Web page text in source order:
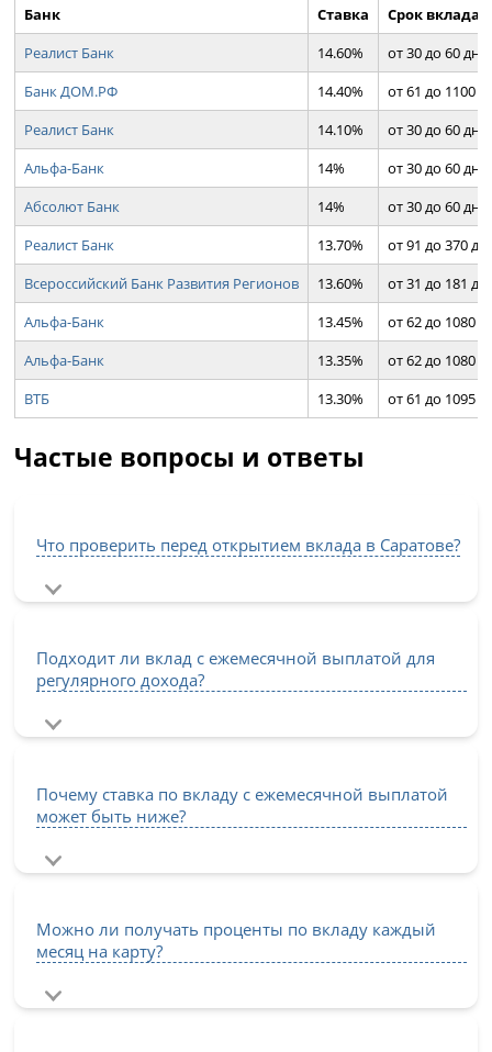
Банк Ставка
Срок вклада
Реалист Банк
14.60%
от 30 до 60 дн.
Банк ДОМ.РФ
14.40%
от 61 до 1100
Реалист Банк
14.10%
от 30 до 60 дн.
Альфа-Банк
14%
от 30 до 60 дн.
Абсолют Банк
14%
от 30 до 60 дн.
Реалист Банк
13.70%
от 91 до 370 дн.
Всероссийский Банк Развития Регионов
13.60%
от 31 до 181 дн.
Альфа-Банк
13.45%
от 62 до 1080
Альфа-Банк
13.35%
от 62 до 1080
ВТБ
13.30% от 61 до 1095
Частые вопросы и ответы
Что проверить перед открытием вклада в Саратове?
Подходит ли вклад с ежемесячной выплатой для
регулярного дохода?
Почему ставка по вкладу с ежемесячной выплатой
может быть ниже?
Можно ли получать проценты по вкладу каждый
месяц на карту?